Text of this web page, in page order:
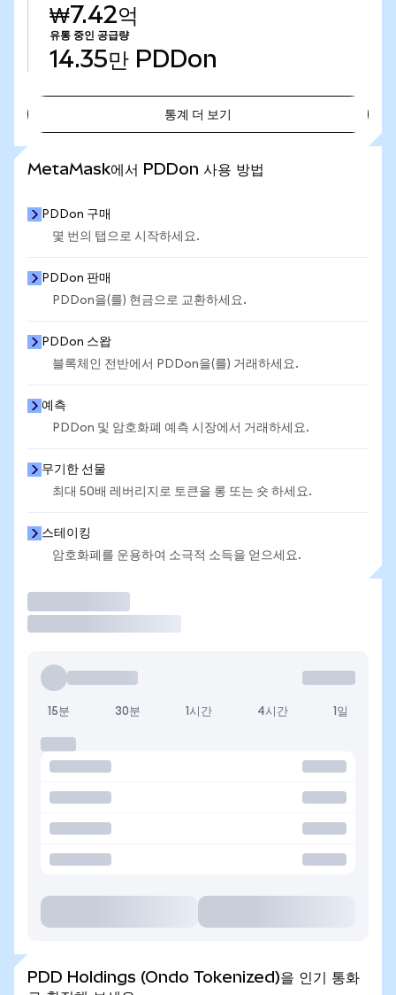
₩7.42억
유통 중인 공급량
14.35만 PDDon
통계 더 보기
MetaMask에서 PDDon 사용 방법
PDDon 구매
몇 번의 탭으로 시작하세요.
PDDon 판매
PDDon을(를) 현금으로 교환하세요.
PDDon 스왑
블록체인 전반에서 PDDon을(를) 거래하세요.
예측
PDDon 및 암호화폐 예측 시장에서 거래하세요.
무기한 선물
최대 50배 레버리지로 토큰을 롱 또는 숏 하세요.
스테이킹
암호화폐를 운용하여 소극적 소득을 얻으세요.
15분 30분 1시간 4시간 1일
PDD Holdings (Ondo Tokenized)을 인기 통화